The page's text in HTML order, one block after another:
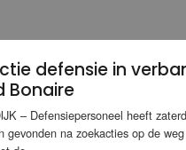
defensie in
Bonaire
– Defensiepersoneel heeft
gevonden na zoekacties op de